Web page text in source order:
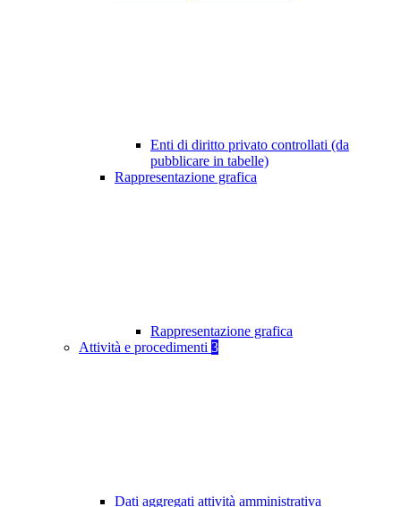
Enti di diritto privato controllati (da
pubblicare in tabelle)
Rappresentazione grafica
Rappresentazione grafica
Attività e procedimenti 3
Dati aggregati attività amministrativa